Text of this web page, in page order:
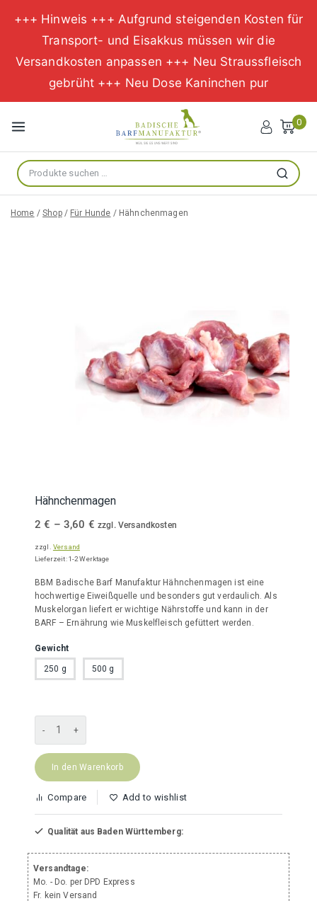
+++ Hinweis +++ Aufgrund steigenden Kosten für
Transport- und Eisakkus müssen wir die
Versandkosten anpassen +++ Neu Straussfleisch
gebrüht +++ Neu Dose Kaninchen pur
Inhalt
springen
0
Suche
nach:
Suchen
Home / Shop / Für Hunde / Hähnchenmagen
Versandtage:
Mo. - Do. per DPD Express
Fr. kein Versand
Hähnchenmagen
2€ – 3,60 €Preisspanne:
bis
zzgl. Versandkosten
zzgl. Versand
Lieferzeit: 1-2 Werktage
BBM Badische Barf Manufaktur Hähnchenmagen ist eine
hochwertige Eiweißquelle und besonders gut verdaulich. Als
Muskelorgan liefert er wichtige Nährstoffe und kann in der
BARF – Ernährung wie Muskelfleisch gefüttert werden.
Gewicht
250 g 500 g
Menge
In den Warenkorb
Compare Add to wishlist
Qualität aus Baden Württemberg: